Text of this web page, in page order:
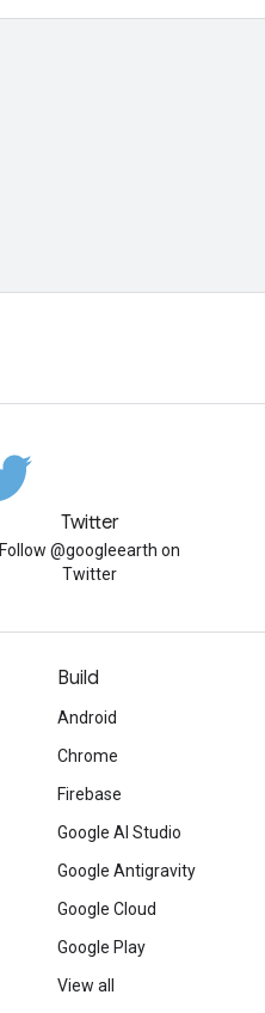
Twitter
Follow @googleearth on
Twitter
Build
Android
Chrome
Firebase
Google AI Studio
Google Antigravity
Google Cloud
Google Play
View all